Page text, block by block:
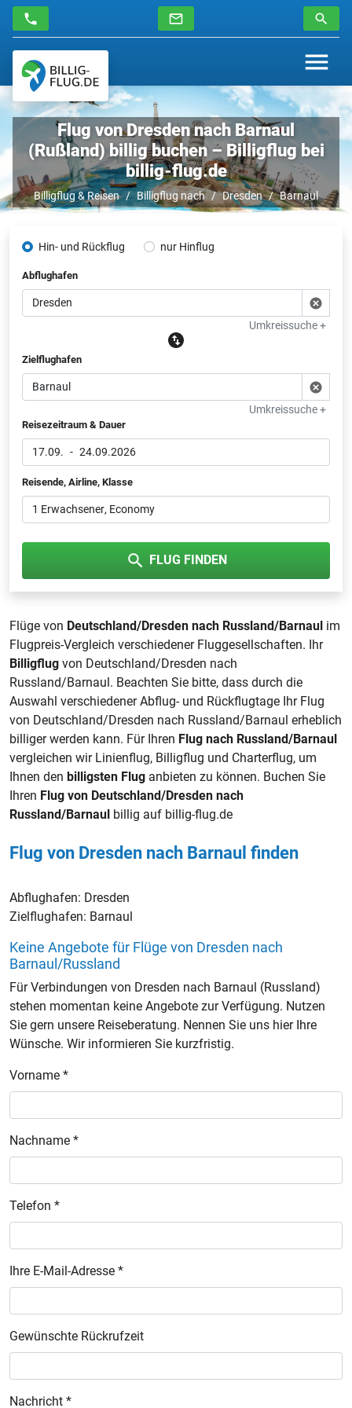
Flug von Dresden nach Barnaul
(Rußland) billig buchen – Billigflug bei
billig-flug.de
Billigflug & Reisen Billigflug nach Dresden Barnaul
Hin- und Rückflug nur Hinflug
Abflughafen
Umkreissuche +
Zielflughafen
Umkreissuche +
Reisezeitraum & Dauer
17.09. - 24.09.2026
Reisende, Airline, Klasse
1 Erwachsener, Economy
FLUG FINDEN
Flüge von Deutschland/Dresden nach Russland/Barnaul im
Flugpreis-Vergleich verschiedener Fluggesellschaften. Ihr
Billigflug von Deutschland/Dresden nach
Russland/Barnaul. Beachten Sie bitte, dass durch die
Auswahl verschiedener Abflug- und Rückflugtage Ihr Flug
von Deutschland/Dresden nach Russland/Barnaul erheblich
billiger werden kann. Für Ihren Flug nach Russland/Barnaul
vergleichen wir Linienflug, Billigflug und Charterflug, um
Ihnen den billigsten Flug anbieten zu können. Buchen Sie
Ihren Flug von Deutschland/Dresden nach
Russland/Barnaul billig auf billig-flug.de
Flug von Dresden nach Barnaul finden
Abflughafen: Dresden
Zielflughafen: Barnaul
Keine Angebote für Flüge von Dresden nach
Barnaul/Russland
Für Verbindungen von Dresden nach Barnaul (Russland)
stehen momentan keine Angebote zur Verfügung. Nutzen
Sie gern unsere Reiseberatung. Nennen Sie uns hier Ihre
Wünsche. Wir informieren Sie kurzfristig.
Vorname *
Nachname *
Telefon *
Ihre E-Mail-Adresse *
Gewünschte Rückrufzeit
Nachricht *